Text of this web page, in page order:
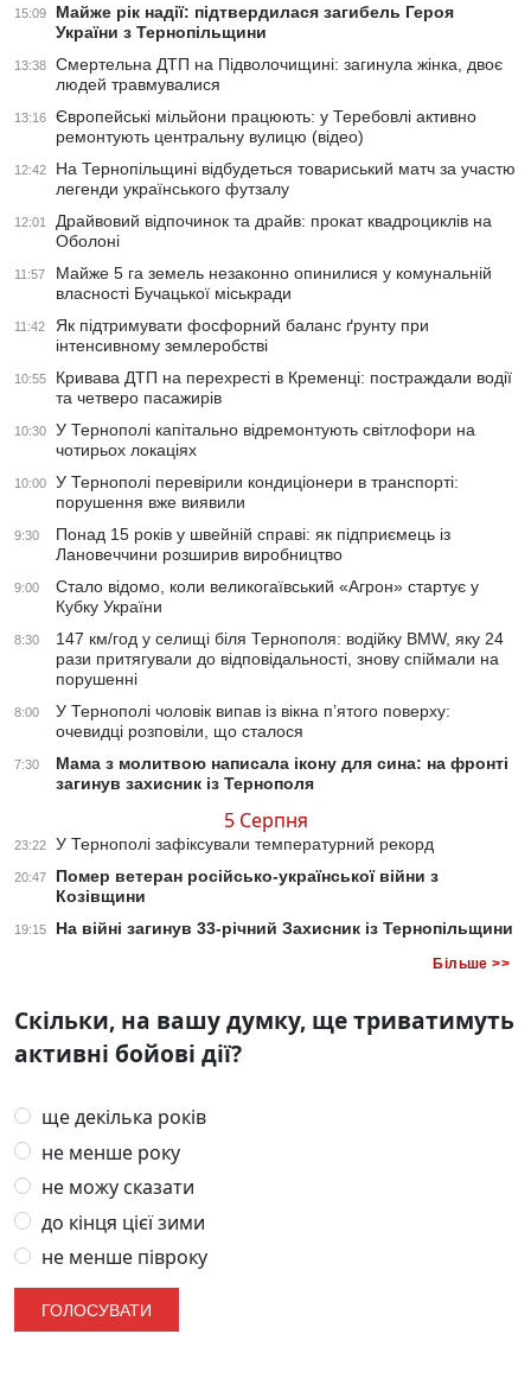
15:09
Майже рік надії: підтвердилася загибель Героя
України з Тернопільщини
13:38
Смертельна ДТП на Підволочищині: загинула жінка, двоє
людей травмувалися
13:16
Європейські мільйони працюють: у Теребовлі активно
ремонтують центральну вулицю (відео)
12:42
На Тернопільщині відбудеться товариський матч за участю
легенди українського футзалу
12:01
Драйвовий відпочинок та драйв: прокат квадроциклів на
Оболоні
11:57
Майже 5 га земель незаконно опинилися у комунальній
власності Бучацької міськради
11:42
Як підтримувати фосфорний баланс ґрунту при
інтенсивному землеробстві
10:55
Кривава ДТП на перехресті в Кременці: постраждали водії
та четверо пасажирів
10:30
У Тернополі капітально відремонтують світлофори на
чотирьох локаціях
10:00
У Тернополі перевірили кондиціонери в транспорті:
порушення вже виявили
9:30
Понад 15 років у швейній справі: як підприємець із
Лановеччини розширив виробництво
9:00
Стало відомо, коли великогаївський «Агрон» стартує у
Кубку України
8:30
147 км/год у селищі біля Тернополя: водійку BMW, яку 24
рази притягували до відповідальності, знову спіймали на
порушенні
8:00
У Тернополі чоловік випав із вікна п’ятого поверху:
очевидці розповіли, що сталося
7:30
Мама з молитвою написала ікону для сина: на фронті
загинув захисник із Тернополя
5 Серпня
23:22 У Тернополі зафіксували температурний рекорд
20:47
Помер ветеран російсько-української війни з
Козівщини
19:15 На війні загинув 33-річний Захисник із Тернопільщини
Більше >>
Скільки, на вашу думку, ще триватимуть
активні бойові дії?
ще декілька років
не менше року
не можу сказати
до кінця цієї зими
не менше півроку